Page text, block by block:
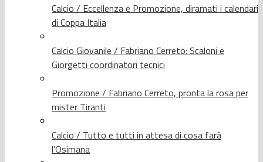
Calcio / Eccellenza e Promozione, diramati i calendari
di Coppa Italia
Calcio Giovanile / Fabriano Cerreto: Scaloni e
Giorgetti coordinatori tecnici
Promozione / Fabriano Cerreto, pronta la rosa per
mister Tiranti
Calcio / Tutto e tutti in attesa di cosa farà
l’Osimana